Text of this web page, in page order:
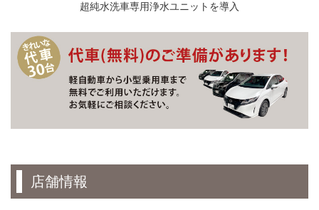
超純水洗車専用浄水ユニットを導入
店舗情報